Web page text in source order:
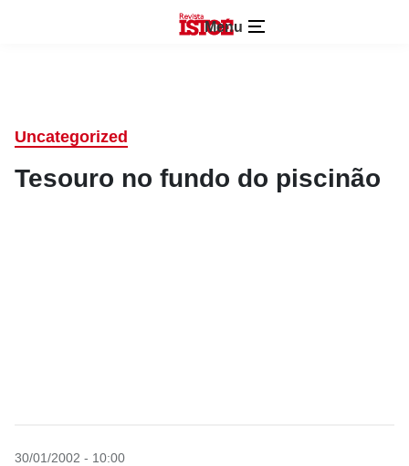
Menu
Uncategorized
Tesouro no fundo do piscinão
30/01/2002 - 10:00